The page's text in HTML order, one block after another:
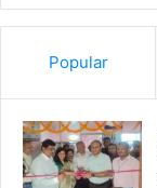
Popular